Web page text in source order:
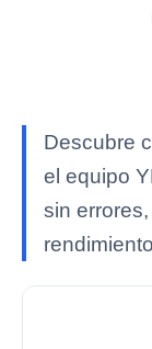
Descubre
el equipo
sin